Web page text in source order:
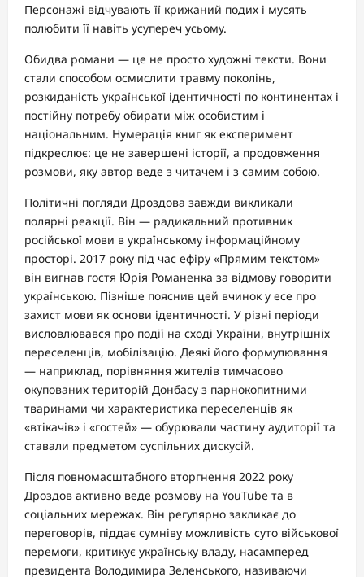
Персонажі відчувають її крижаний подих і мусять
полюбити її навіть усупереч усьому.
Обидва романи — це не просто художні тексти. Вони
стали способом осмислити травму поколінь,
розкиданість української ідентичності по континентах і
постійну потребу обирати між особистим і
національним. Нумерація книг як експеримент
підкреслює: це не завершені історії, а продовження
розмови, яку автор веде з читачем і з самим собою.
Політичні погляди Дроздова завжди викликали
полярні реакції. Він — радикальний противник
російської мови в українському інформаційному
просторі. 2017 року під час ефіру «Прямим текстом»
він вигнав гостя Юрія Романенка за відмову говорити
українською. Пізніше пояснив цей вчинок у есе про
захист мови як основи ідентичності. У різні періоди
висловлювався про події на сході України, внутрішніх
переселенців, мобілізацію. Деякі його формулювання
— наприклад, порівняння жителів тимчасово
окупованих територій Донбасу з парнокопитними
тваринами чи характеристика переселенців як
«втікачів» і «гостей» — обурювали частину аудиторії та
ставали предметом суспільних дискусій.
Після повномасштабного вторгнення 2022 року
Дроздов активно веде розмову на YouTube та в
соціальних мережах. Він регулярно закликає до
переговорів, піддає сумніву можливість суто військової
перемоги, критикує українську владу, насамперед
президента Володимира Зеленського, називаючи